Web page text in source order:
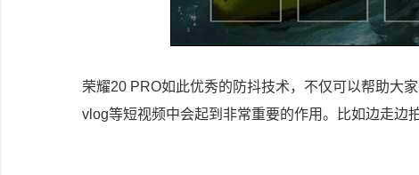
荣耀20 PRO如此优秀的防抖技术，不仅可以帮助大
vlog等短视频中会起到非常重要的作用。比如边走边